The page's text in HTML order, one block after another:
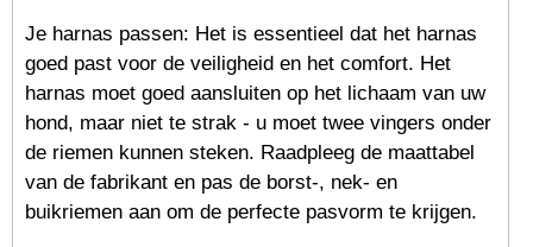
Je harnas passen: Het is essentieel dat het harnas
goed past voor de veiligheid en het comfort. Het
harnas moet goed aansluiten op het lichaam van uw
hond, maar niet te strak - u moet twee vingers onder
de riemen kunnen steken. Raadpleeg de maattabel
van de fabrikant en pas de borst-, nek- en
buikriemen aan om de perfecte pasvorm te krijgen.